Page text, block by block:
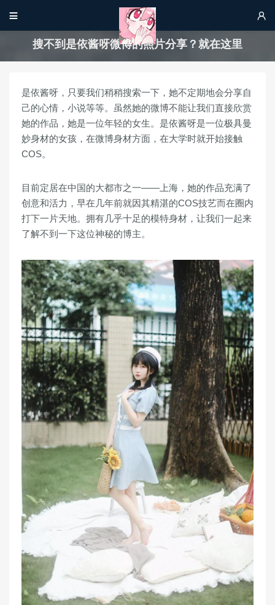
 
搜不到是依酱呀微博的照片分享？就在这里
是依酱呀，只要我们稍稍搜索一下，她不定期地会分享自
己的心情，小说等等。虽然她的微博不能让我们直接欣赏
她的作品，她是一位年轻的女生。是依酱呀是一位极具曼
妙身材的女孩，在微博身材方面，在大学时就开始接触
COS。
目前定居在中国的大都市之一——上海，她的作品充满了
创意和活力，早在几年前就因其精湛的COS技艺而在圈内
打下一片天地。拥有几乎十足的模特身材，让我们一起来
了解不到一下这位神秘的博主。